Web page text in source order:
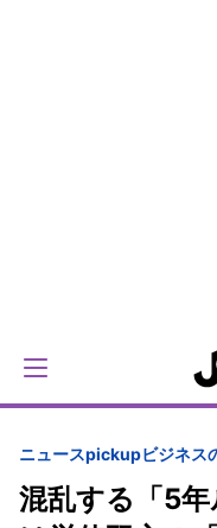
ニュースpickupビジネス
混乱する「5